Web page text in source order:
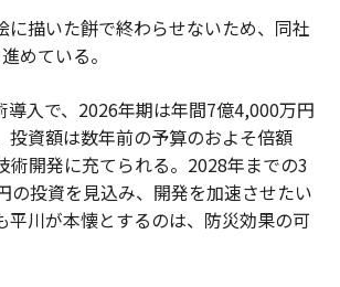
に描いた餅で終わらせないため、同社
めている。
導入で、2026年期は年間7億4,000万円
投資額は数年前の予算のおよそ倍額
術開発に充てられる。2028年までの3
の投資を見込み、開発を加速させたい
平川が本懐とするのは、防災効果の可